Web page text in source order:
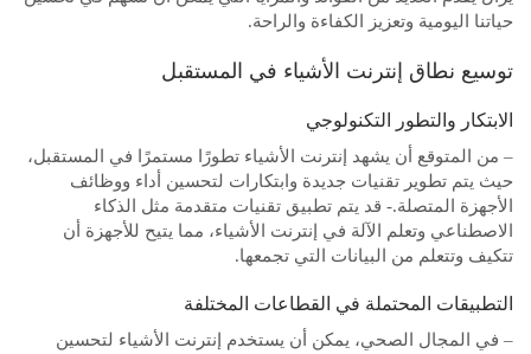
حياتنا اليومية وتعزيز الكفاءة والراحة.
توسيع نطاق إنترنت الأشياء في المستقبل
الابتكار والتطور التكنولوجي
– من المتوقع أن يشهد إنترنت الأشياء تطورًا مستمرًا في المستقبل،
حيث يتم تطوير تقنيات جديدة وابتكارات لتحسين أداء ووظائف
الأجهزة المتصلة.- قد يتم تطبيق تقنيات متقدمة مثل الذكاء
الاصطناعي وتعلم الآلة في إنترنت الأشياء، مما يتيح للأجهزة أن
تتكيف وتتعلم من البيانات التي تجمعها.
التطبيقات المحتملة في القطاعات المختلفة
– في المجال الصحي، يمكن أن يستخدم إنترنت الأشياء لتحسين